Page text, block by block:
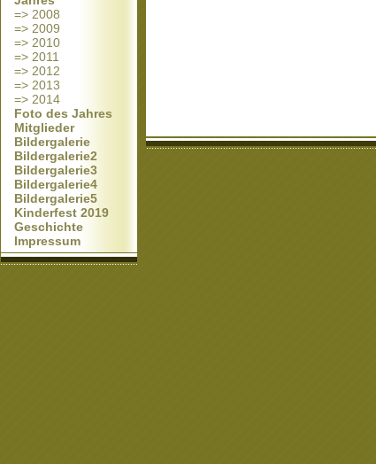
=> 2008
=> 2009
=> 2010
=> 2011
=> 2012
=> 2013
=> 2014
Foto des Jahres
Mitglieder
Bildergalerie
Bildergalerie2
Bildergalerie3
Bildergalerie4
Bildergalerie5
Kinderfest 2019
Geschichte
Impressum